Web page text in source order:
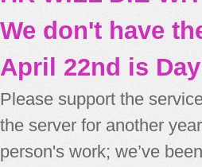
We don't have
April 22nd is
Please support the
the server for another
person's work; we’ve